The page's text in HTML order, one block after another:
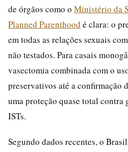
de órgãos como o Ministério da
Planned Parenthood é clara: o
em todas as relações sexuais
não testados. Para casais
vasectomia combinada com o
preservativos até a confirmação
uma proteção quase total contra
ISTs.
Segundo dados recentes, o